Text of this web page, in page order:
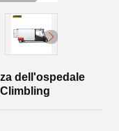
dell'ospedale